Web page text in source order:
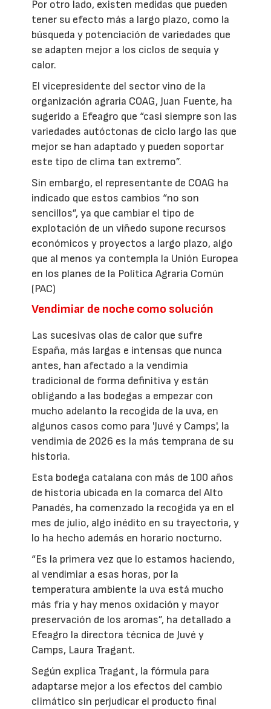
Por otro lado, existen medidas que pueden
tener su efecto más a largo plazo, como la
búsqueda y potenciación de variedades que
se adapten mejor a los ciclos de sequía y
calor.
El vicepresidente del sector vino de la
organización agraria COAG, Juan Fuente, ha
sugerido a Efeagro que “casi siempre son las
variedades autóctonas de ciclo largo las que
mejor se han adaptado y pueden soportar
este tipo de clima tan extremo”.
Sin embargo, el representante de COAG ha
indicado que estos cambios “no son
sencillos”, ya que cambiar el tipo de
explotación de un viñedo supone recursos
económicos y proyectos a largo plazo, algo
que al menos ya contempla la Unión Europea
en los planes de la Política Agraria Común
(PAC)
Vendimiar de noche como solución
Las sucesivas olas de calor que sufre
España, más largas e intensas que nunca
antes, han afectado a la vendimia
tradicional de forma definitiva y están
obligando a las bodegas a empezar con
mucho adelanto la recogida de la uva, en
algunos casos como para 'Juvé y Camps', la
vendimia de 2026 es la más temprana de su
historia.
Esta bodega catalana con más de 100 años
de historia ubicada en la comarca del Alto
Panadés, ha comenzado la recogida ya en el
mes de julio, algo inédito en su trayectoria, y
lo ha hecho además en horario nocturno.
“Es la primera vez que lo estamos haciendo,
al vendimiar a esas horas, por la
temperatura ambiente la uva está mucho
más fría y hay menos oxidación y mayor
preservación de los aromas”, ha detallado a
Efeagro la directora técnica de Juvé y
Camps, Laura Tragant.
Según explica Tragant, la fórmula para
adaptarse mejor a los efectos del cambio
climático sin perjudicar el producto final